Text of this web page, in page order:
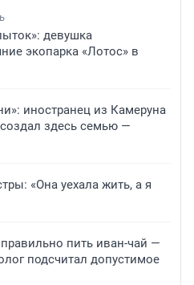
девушка
экопарка «Лотос» в
иностранец из Камеруна
здесь семью —
«Она уехала жить, а я
пить иван-чай —
подсчитал допустимое